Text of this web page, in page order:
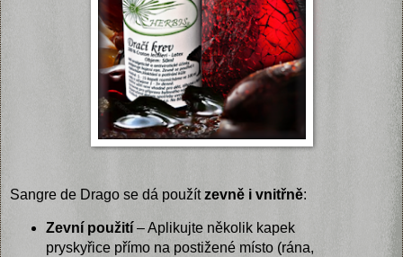
Sangre de Drago se dá použítzevně i vnitřně:
Zevní použití– Aplikujte několik kapek
pryskyřice přímo na postižené místo (rána,